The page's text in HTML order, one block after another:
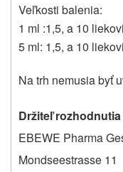
Veľkosti balenia:
1 ml :1,5, a 10
5 ml: 1,5, a 10
Na trh nemusia byť
Držiteľ
EBEWE Pharma
Mondseestrasse 11